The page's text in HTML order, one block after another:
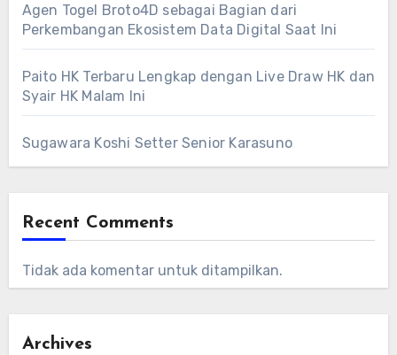
Agen Togel Broto4D sebagai Bagian dari
Perkembangan Ekosistem Data Digital Saat Ini
Paito HK Terbaru Lengkap dengan Live Draw HK dan
Syair HK Malam Ini
Sugawara Koshi Setter Senior Karasuno
Recent Comments
Tidak ada komentar untuk ditampilkan.
Archives